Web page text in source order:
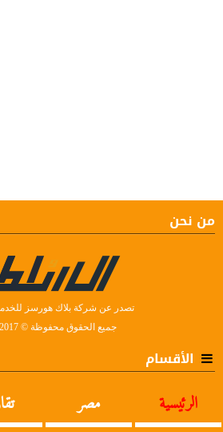
من نحن
تصدر عن شركة بلاك هورسز
جميع الحقوق محفوظة © 2017 - 2019
الأقسام
الرئيسية مصر